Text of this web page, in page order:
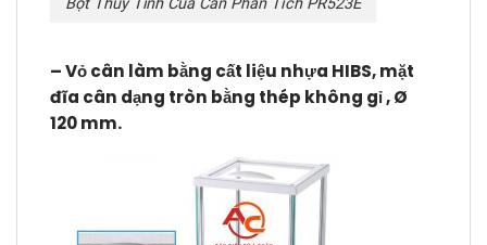
Bọt Thuỷ Tinh Của Cân Phân Tích PR523E
– Vỏ cân làm bằng cất liệu nhựa HIBS, mặt
đĩa cân dạng tròn bằng thép không gỉ , Ø
120 mm.